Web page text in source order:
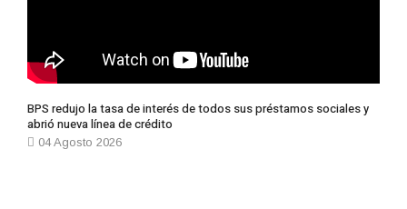
BPS redujo la tasa de interés de todos sus préstamos sociales y
abrió nueva línea de crédito
04 Agosto 2026